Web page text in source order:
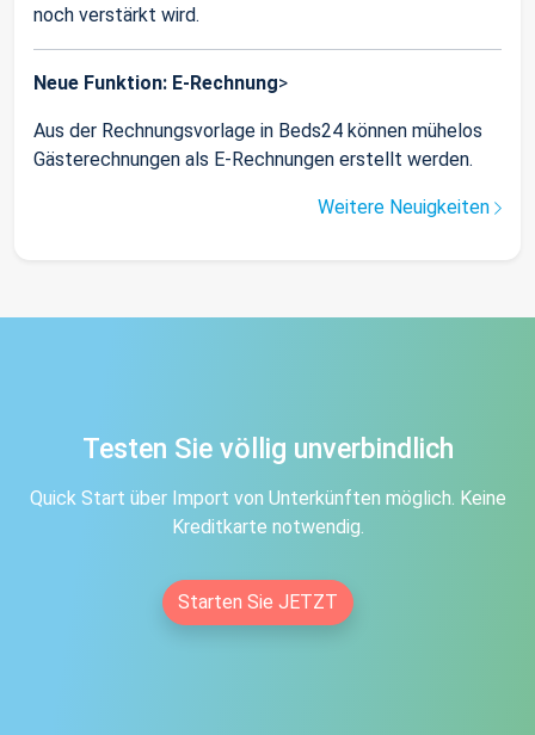
noch verstärkt wird.
Neue Funktion: E-Rechnung>
Aus der Rechnungsvorlage in Beds24 können mühelos
Gästerechnungen als E-Rechnungen erstellt werden.
Weitere Neuigkeiten
Testen Sie völlig unverbindlich
Quick Start über Import von Unterkünften möglich. Keine
Kreditkarte notwendig.
Starten Sie JETZT